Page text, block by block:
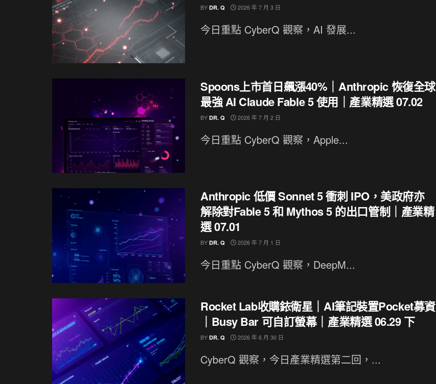
BY DR. Q 2026 年 7 月 3 日
今日重點 CyberQ 觀察，AI 發展...
Spoons上市首日飆漲40%｜Anthropic 恢復全球
最強 AI Claude Fable 5 使用｜產業精選 07.02
BY DR. Q 2026 年 7 月 2 日
今日重點 CyberQ 觀察，Apple...
Anthropic 低價 Sonnet 5 衝刺 IPO，美政府亦
解除對Fable 5 和 Mythos 5 的出口管制｜產業精
選 07.01
BY DR. Q 2026 年 7 月 1 日
今日重點 CyberQ 觀察，DeepM...
Rocket Lab收購銥衛星｜AI筆記裝置Pocket募資
｜Busy Bar 可自訂螢幕｜產業精選 06.29 下
BY DR. Q 2026 年 6 月 30 日
CyberQ 觀察，今日產業精選第二回，...